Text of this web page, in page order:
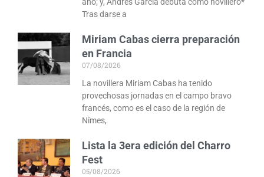
Tras darse a
Miriam Cabas cierra preparación
en Francia
07/08/2026
La novillera Miriam Cabas ha tenido
provechosas jornadas en el campo bravo
francés, como es el caso de la región de
Nîmes,
Lista la 3era edición del Charro
Fest
05/08/2026